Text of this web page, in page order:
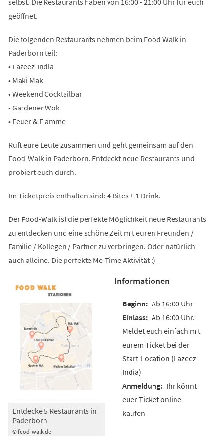
geöffnet.
Die folgenden Restaurants nehmen beim Food Walk in
Paderborn teil:
• Lazeez-India
• Maki Maki
• Weekend Cocktailbar
• Gardener Wok
• Feuer & Flamme
Ruft eure Leute zusammen und geht gemeinsam auf den
Food-Walk in Paderborn. Entdeckt neue Restaurants und
probiert euch durch.
Im Ticketpreis enthalten sind: 4 Bites + 1 Drink.
Der Food-Walk ist die perfekte Möglichkeit neue Restaurants
zu entdecken und eine schöne Zeit mit euren Freunden /
Familie / Kollegen / Partner zu verbringen. Oder natürlich
auch alleine. Die perfekte Me-Time Aktivität :)
© food-walk.de
Entdecke 5 Restaurants in
Paderborn
Informationen
Ab 16:00 Uhr
Ab 16:00 Uhr.
Meldet euch einfach mit
eurem Ticket bei der
Start-Location (Lazeez-
India)
Ihr könnt
euer Ticket online
kaufen